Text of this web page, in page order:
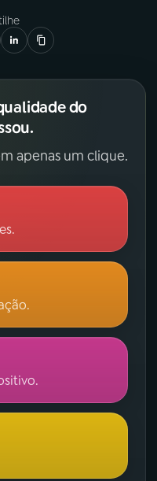
do
apenas um clique.